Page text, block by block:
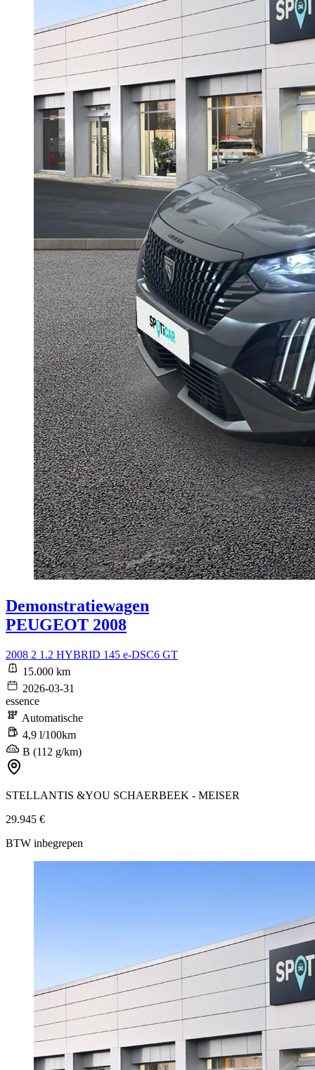
Demonstratiewagen
PEUGEOT 2008
2008 2 1.2 HYBRID 145 e-DSC6 GT
15.000 km
2026-03-31
essence
Automatische
4,9 l/100km
B (112 g/km)
STELLANTIS &YOU SCHAERBEEK - MEISER
29.945 €
BTW inbegrepen